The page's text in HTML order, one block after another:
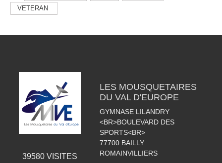
VETERAN
39580VISITES
LES MOUSQUETAIRES
DU VAL D'EUROPE
GYMNASE LILANDRY
<BR>BOULEVARD DES
SPORTS<BR>
77700 BAILLY
ROMAINVILLIERS